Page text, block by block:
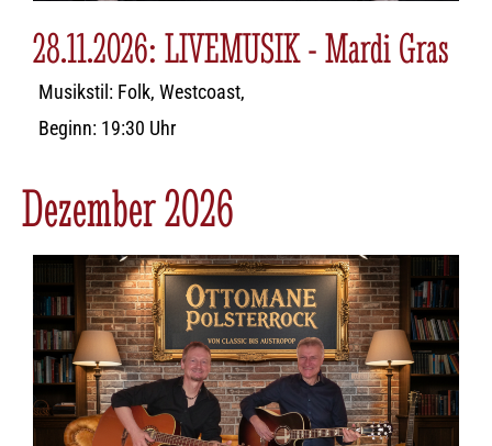
28.11.2026: LIVEMUSIK - Mardi Gras
Musikstil: Folk, Westcoast,
Beginn: 19:30 Uhr
Dezember 2026